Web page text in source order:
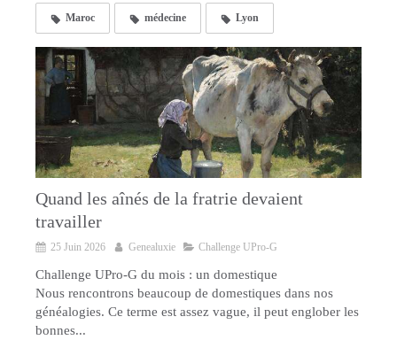
Maroc médecine Lyon
Quand les aînés de la fratrie devaient
travailler
25 Juin 2026 Genealuxie Challenge UPro-G
Challenge UPro-G du mois : un domestique
Nous rencontrons beaucoup de domestiques dans nos
généalogies. Ce terme est assez vague, il peut englober les
bonnes...